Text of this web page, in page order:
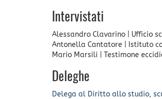
Intervistati
Alessandro Clavarino
Ufficio
Antonella Cantatore
Istituto
Mario Marsili
Testimone
Deleghe
Delega al Diritto allo studio,